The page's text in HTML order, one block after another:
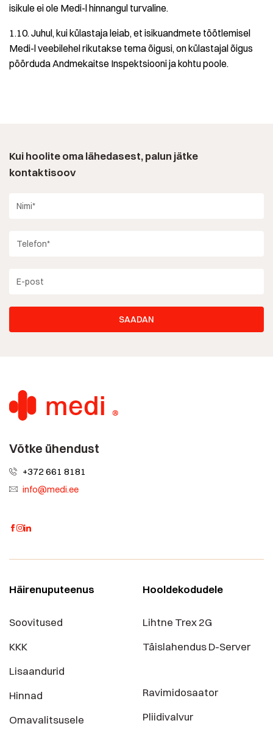
isikule ei ole Medi-l hinnangul turvaline.
1.10. Juhul, kui külastaja leiab, et isikuandmete töötlemisel
Medi-l veebilehel rikutakse tema õigusi, on külastajal õigus
pöörduda Andmekaitse Inspektsiooni ja kohtu poole.
Kui hoolite oma lähedasest, palun jätke
kontaktisoov
Võtke ühendust
+372 661 8181
info@medi.ee
Häirenuputeenus
Soovitused
KKK
Lisaandurid
Hinnad
Omavalitsusele
Hooldekodudele
Lihtne Trex 2G
Täislahendus D-Server
Ravimidosaator
Pliidivalvur